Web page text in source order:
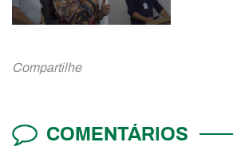
Compartilhe
COMENTÁRIOS